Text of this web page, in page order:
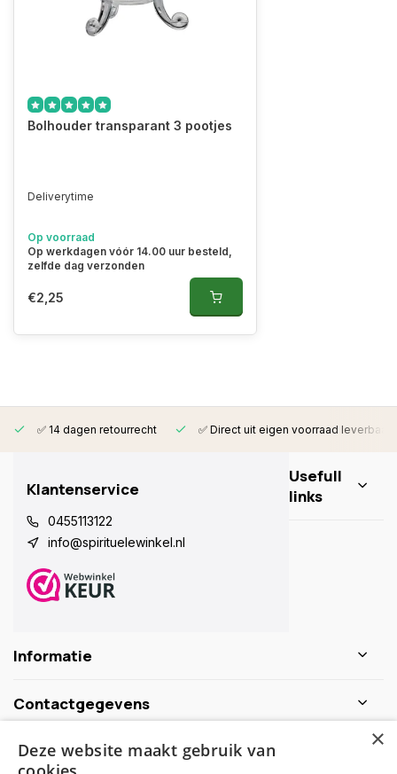
Bolhouder transparant 3 pootjes
Deliverytime
Op voorraad
Op werkdagen vóór 14.00 uur besteld,
zelfde dag verzonden
€2,25
✅ 14 dagen retourrecht ✅ Direct uit eigen voorraad leverbaar
Klantenservice
0455113122
info@spirituelewinkel.nl
Usefull
links
Informatie
Contactgegevens
Schijf je nu in voor de nieuwsbrief
×
Deze website maakt gebruik van